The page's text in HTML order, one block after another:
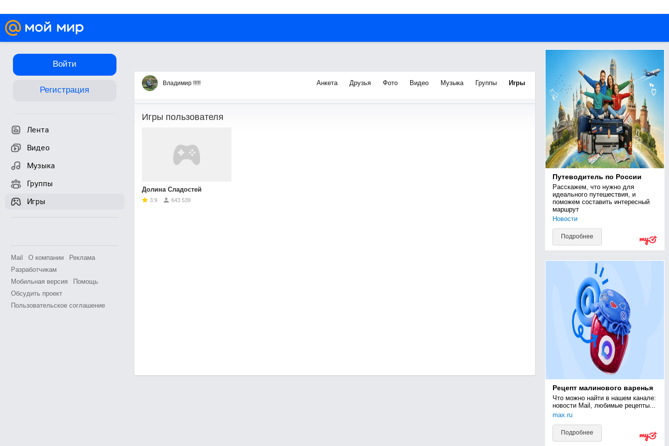
Войти
Регистрация
Лента
Видео
Музыка
Группы
Игры
Mail О компании
Реклама
Разработчикам
Мобильная версия
Помощь
Обсудить проект
Пользовательское соглашение
Владимир !!!!! Анкета Друзья Фото Видео Музыка Группы Игры
Игры
Игры пользователя
Долина Сладостей
3.9 643 539
Путеводитель по России
Расскажем, что нужно для
идеального путешествия, и
поможем составить интересный
маршрут
Новости
Подробнее
Рецепт малинового варенья
Что можно найти в нашем канале:
новости Mail, любимые рецепты...
max.ru
Подробнее